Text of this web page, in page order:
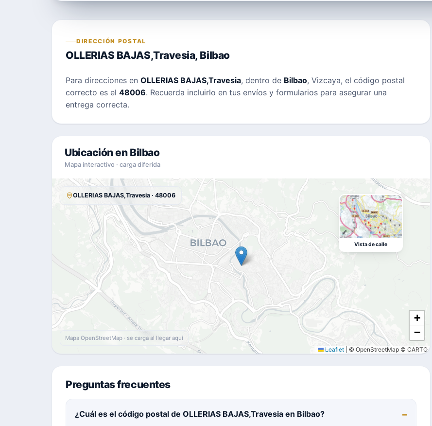
DIRECCIÓN POSTAL
OLLERIAS BAJAS,Travesia, Bilbao
Para direcciones en OLLERIAS BAJAS,Travesia, dentro de Bilbao, Vizcaya, el código postal
correcto es el 48006. Recuerda incluirlo en tus envíos y formularios para asegurar una
entrega correcta.
Ubicación en Bilbao
Mapa interactivo · carga diferida
+
−
Leaflet © OpenStreetMap © CARTO
OLLERIAS BAJAS,Travesia · 48006
Vista de calle
Mapa OpenStreetMap · se carga al llegar aquí
Preguntas frecuentes
¿Cuál es el código postal de OLLERIAS BAJAS,Travesia en Bilbao?